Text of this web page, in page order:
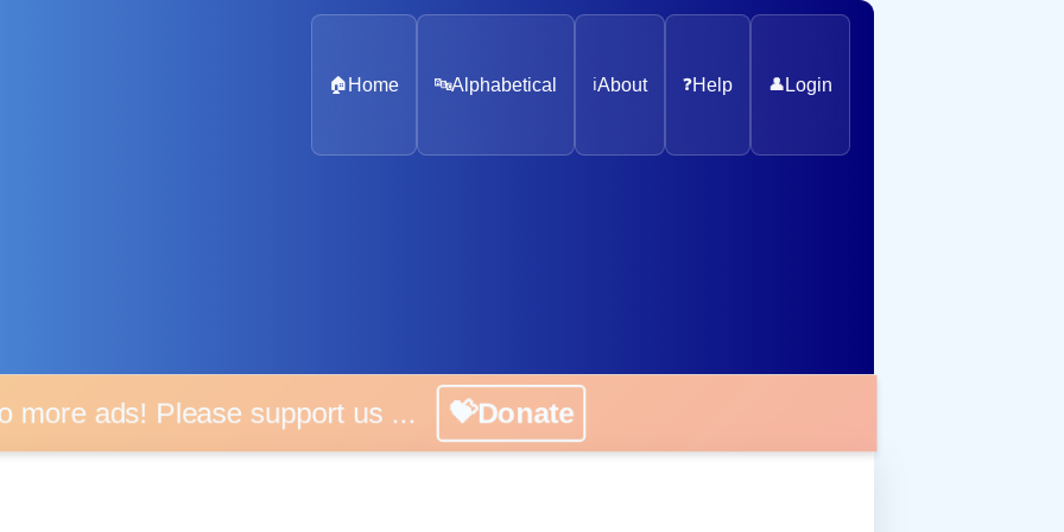
🏠 Home 🔤Alphabetical ℹ️About ❓Help 👤 Login
ads! Please support us ... 💝Donate